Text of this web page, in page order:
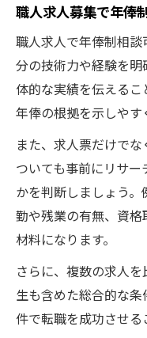
職人求人募集で年俸
職人求人で年俸制相
分の技術力や経験を
体的な実績を伝える
年俸の根拠を示しやす
また、求人票だけで
ついても事前にリサ
かを判断しましょう
勤や残業の有無、資
材料になります。
さらに、複数の求人
生も含めた総合的な
件で転職を成功させる